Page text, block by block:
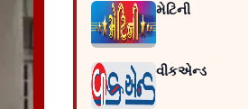
મેટિની
વીકએન્ડ